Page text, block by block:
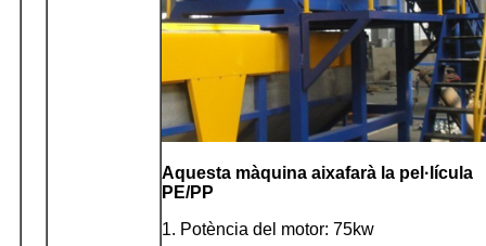
Aquesta màquina aixafarà la pel·lícula
PE/PP
1. Potència del motor: 75kw